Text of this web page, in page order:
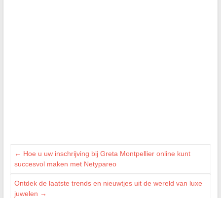
← Hoe u uw inschrijving bij Greta Montpellier online kunt
succesvol maken met Netypareo
Ontdek de laatste trends en nieuwtjes uit de wereld van luxe
juwelen →